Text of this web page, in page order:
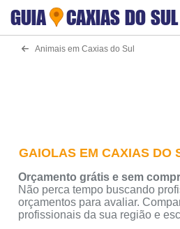
GUIA CAXIAS DO SUL
Animais em Caxias do Sul
GAIOLAS EM CAXIAS DO
Orçamento grátis e sem
Não perca tempo buscando
orçamentos para avaliar.
profissionais da sua região e